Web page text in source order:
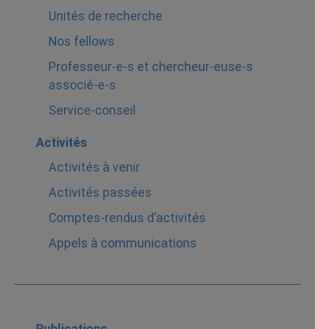
Unités de recherche
Nos fellows
Professeur-e-s et chercheur-euse-s
associé-e-s
Service-conseil
Activités
Activités à venir
Activités passées
Comptes-rendus d’activités
Appels à communications